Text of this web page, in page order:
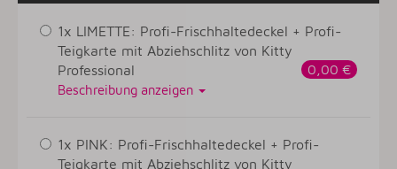
1x LIMETTE: Profi-Frischhaltedeckel + Profi-
Teigkarte mit Abziehschlitz von Kitty
Professional
0,00 €
Beschreibung anzeigen
1x PINK: Profi-Frischhaltedeckel + Profi-
Teigkarte mit Abziehschlitz von Kitty